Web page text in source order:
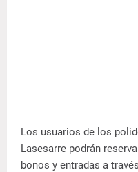
Los usuarios de los
Lasesarre podrán
bonos y entradas a